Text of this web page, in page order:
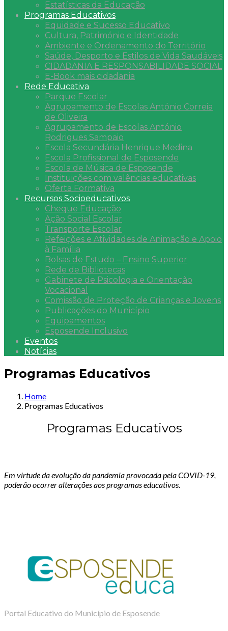
Estatísticas da Educação
Programas Educativos
Equidade e Sucesso Educativo
Cultura, Património e Identidade
Ambiente e Ordenamento do Território
Saúde, Desporto e Estilos de Vida Saudáveis
CIDADANIA E RESPONSABILIDADE SOCIAL
E-Book mais cidadania
Rede Educativa
Parque Escolar
Agrupamento de Escolas António Correia
de Oliveira
Agrupamento de Escolas António
Rodrigues Sampaio
Escola Secundária Henrique Medina
Escola Profissional de Esposende
Escola de Música de Esposende
Instituições com valências educativas
Oferta Formativa
Recursos Socioeducativos
Cheque Educação
Ação Social Escolar
Transporte Escolar
Refeições e Atividades de Animação e Apoio
à Família
Bolsas de Estudo – Ensino Superior
Rede de Bibliotecas
Gabinete de Psicologia e Orientação
Vocacional
Comissão de Proteção de Crianças e Jovens
Publicações do Município
Equipamentos
Esposende Inclusivo
Eventos
Notícias
Programas Educativos
Home
Programas Educativos
Programas Educativos
Em virtude da evolução da pandemia provocada pela COVID-19,
poderão ocorrer alterações aos programas educativos.
Portal Educativo do Município de Esposende